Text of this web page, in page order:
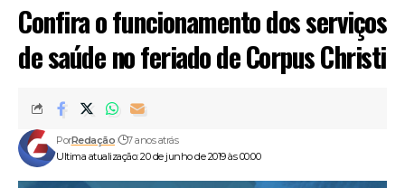
Confira o funcionamento dos serviços
de saúde no feriado de Corpus Christi
Ultima atualização: 20 de junho de 2019 às 00:00
PorRedação 7 anos atrás